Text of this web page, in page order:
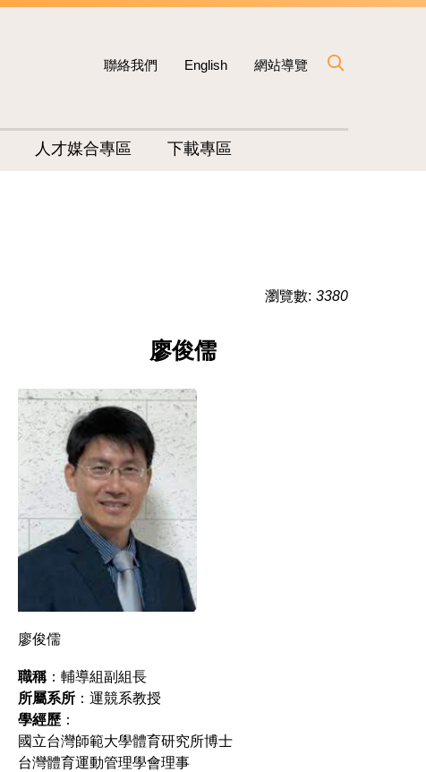
聯絡我們 English 網站導覽
人才媒合專區 下載專區
瀏覽數: 3380
廖俊儒
廖俊儒
職稱：輔導組副組長
所屬系所：運競系教授
學經歷：
國立台灣師範大學體育研究所博士
台灣體育運動管理學會理事